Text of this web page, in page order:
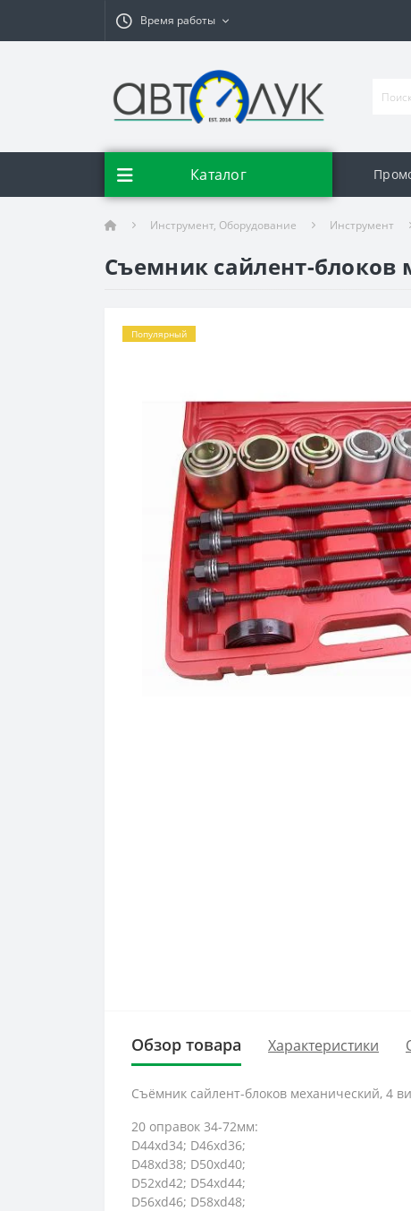
Время работы
Каталог
Инструмент, Оборудование Инструмент
Съемник сайлент-блоков
Популярный
Обзор товара Характеристики
Съёмник сайлент-блоков механический, 4
20 оправок 34-72мм:
D44xd34; D46xd36;
D48xd38; D50xd40;
D52xd42; D54xd44;
D56xd46; D58xd48;